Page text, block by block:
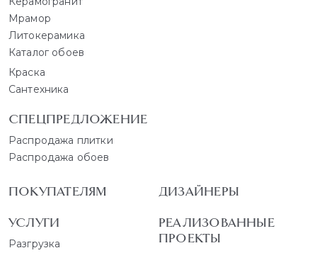
Мрамор
Литокерамика
Каталог обоев
Краска
Сантехника
СПЕЦПРЕДЛОЖЕНИЕ
Распродажа плитки
Распродажа обоев
ПОКУПАТЕЛЯМ
УСЛУГИ
Разгрузка
ДИЗАЙНЕРЫ
РЕАЛИЗОВАННЫЕ
ПРОЕКТЫ